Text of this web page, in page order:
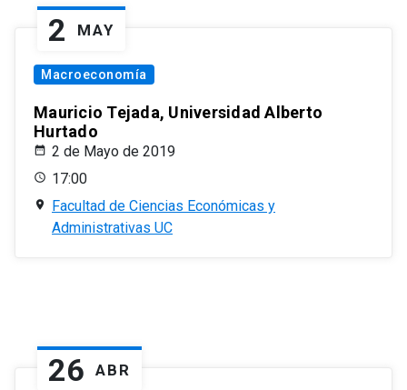
2 MAY
Macroeconomía
Mauricio Tejada, Universidad Alberto
Hurtado
2 de Mayo de 2019
17:00
Facultad de Ciencias Económicas y
Administrativas UC
26 ABR